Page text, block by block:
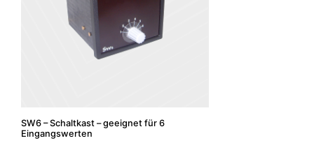
SW6 – Schaltkast – geeignet für 6
Eingangswerten